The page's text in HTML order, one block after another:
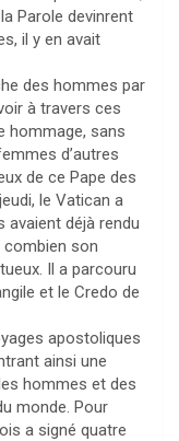
Parole devinrent
il y en avait
des hommes par
à travers ces
hommage, sans
d’autres
de ce Pape des
le Vatican a
avaient déjà rendu
combien son
Il a parcouru
et le Credo de
apostoliques
ainsi une
hommes et des
monde. Pour
a signé quatre